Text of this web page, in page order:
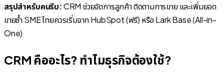
สรุปสำหรับคนรีบ:CRM ช่วยจัดการลูกค้า ติดตามการขาย และเพิ่มยอด
ขายซ้ำ SME ไทยควรเริ่มจาก HubSpot (ฟรี) หรือ Lark Base (All-in-
One)
CRM คืออะไร? ทำไมธุรกิจต้องใช้?